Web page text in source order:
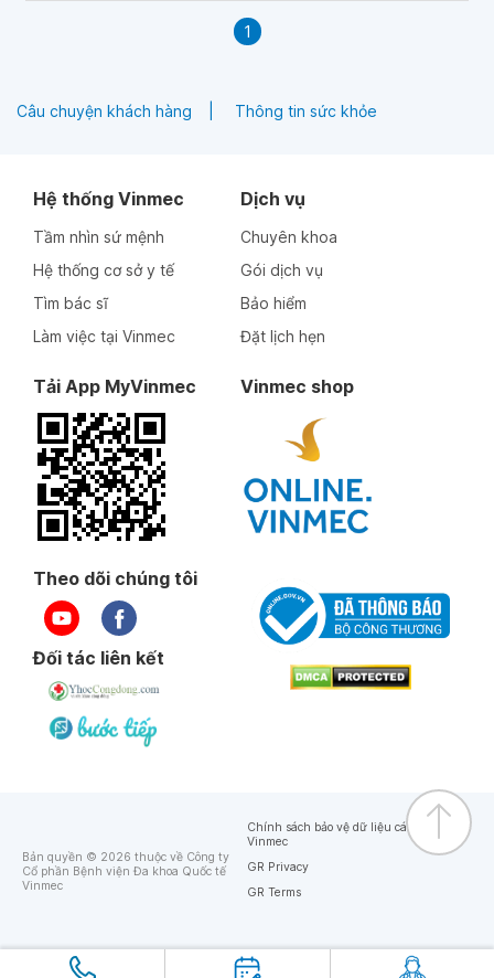
1
Câu chuyện khách hàng Thông tin sức khỏe
Hệ thống Vinmec
Tầm nhìn sứ mệnh
Hệ thống cơ sở y tế
Tìm bác sĩ
Làm việc tại Vinmec
Dịch vụ
Chuyên khoa
Gói dịch vụ
Bảo hiểm
Đặt lịch hẹn
Tải App MyVinmec Vinmec shop
Theo dõi chúng tôi
Đối tác liên kết
Bản quyền © 2026 thuộc về Công ty
Cổ phần Bệnh viện Đa khoa Quốc tế
Vinmec
Chính sách bảo vệ dữ liệu cá nhân của
Vinmec
GR Privacy
GR Terms